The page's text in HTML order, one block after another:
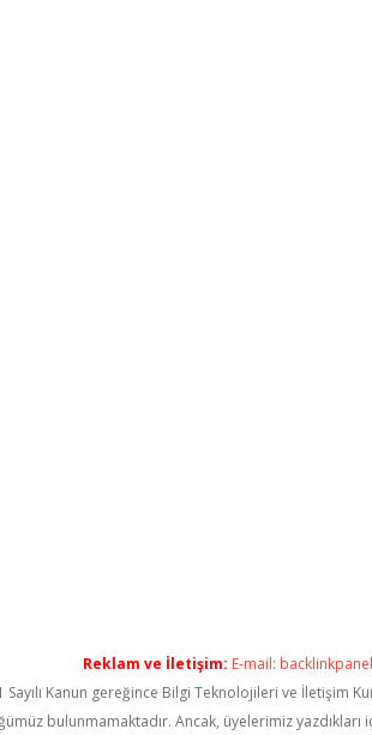
Reklam ve İletişim: E-mail:
Sayılı Kanun gereğince Bilgi Teknolojileri ve İletişim
bulunmamaktadır. Ancak, üyelerimiz